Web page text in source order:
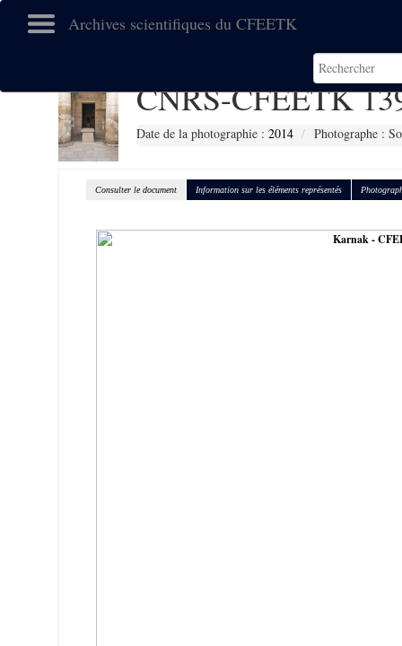
Archives scientifiques du CFEETK
CNRS-CFEETK
Date de la photographie : 2014 Photographe :
Consulter le document Information sur les éléments représentés